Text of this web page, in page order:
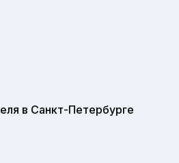
в Санкт-Петербурге